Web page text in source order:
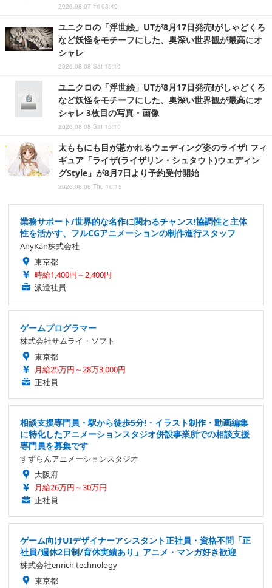
2026.08.07 Fri 03:40
ユニクロの「浮世絵」UTが8月17日発売!がしゃどくろ
など妖怪をモチーフにした、奥深い世界観が最高にオ
シャレ
2026.08.08 Sat 15:10
ユニクロの「浮世絵」UTが8月17日発売!がしゃどくろ
など妖怪をモチーフにした、奥深い世界観が最高にオ
シャレ 3枚目の写真・画像
2026.08.08 Sat 15:10
太ももにも目が惹かれるウェディング姿のライザ! フィ
ギュア「ライザ(ライザリン・シュタウト)ウェディン
グStyle」が8月7日より予約受付開始
2026.08.06 Thu 10:15
業務サポート/世界的な名作に関わるチャンス!協調性と主体
性を活かす、フルCGアニメーションの制作進行スタッフ
AnyKan株式会社
東京都
時給1,400円～2,400円
派遣社員
ゲームプログラマー
株式会社サムライ・ソフト
東京都
月給25万円～28万3,000円
正社員
相談支援専門員・駅から徒歩5分!・イラスト制作・動画編集
に特化したアニメーションスタジオ併設事業所での相談支援
専門員を募集です
すずらんアニメーションスタジオ
大阪府
月給26万円～30万円
正社員
ゲーム向けUIデザイナーアシスタント正社員・資格不問「正
社員/週休2日制/育休実績あり」アニメ・マンガ好き歓迎
株式会社enrich technology
東京都